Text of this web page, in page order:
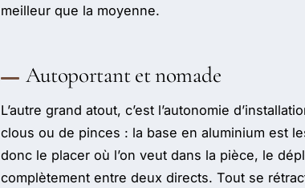
meilleur que la moyenne.
Autoportant et nomade
L’autre grand atout, c’est l’autonomie
clous ou de pinces : la base en aluminium est
donc le placer où l’on veut dans la pièce, le
complètement entre deux directs. Tout se